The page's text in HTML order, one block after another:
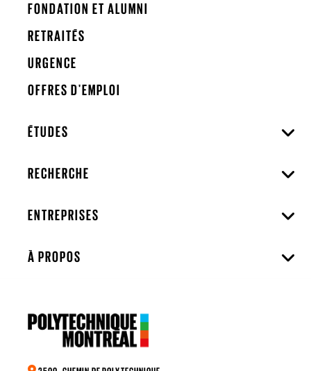
FONDATION ET ALUMNI
RETRAITÉS
URGENCE
OFFRES D'EMPLOI
ÉTUDES
RECHERCHE
ENTREPRISES
À PROPOS